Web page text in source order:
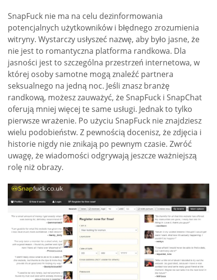
SnapFuck nie ma na celu dezinformowania
potencjalnych użytkowników i błędnego zrozumienia
witryny. Wystarczy usłyszeć nazwę, aby było jasne, że
nie jest to romantyczna platforma randkowa. Dla
jasności jest to szczególna przestrzeń internetowa, w
której osoby samotne mogą znaleźć partnera
seksualnego na jedną noc. Jeśli znasz branżę
randkową, możesz zauważyć, że SnapFuck i SnapChat
oferują mniej więcej te same usługi. Jednak to tylko
pierwsze wrażenie. Po użyciu SnapFuck nie znajdziesz
wielu podobieństw. Z pewnością docenisz, że zdjęcia i
historie nigdy nie znikają po pewnym czasie. Zwróć
uwagę, że wiadomości odgrywają jeszcze ważniejszą
rolę niż obrazy.